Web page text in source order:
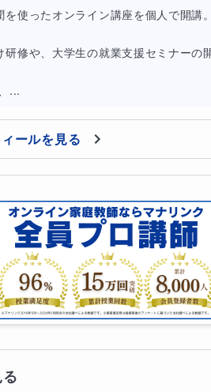
調整します
情報に触れにくくなるということ
の話題に広く触れることのできる
を投影する方法で進めます。
使ったオンライン講座を個人で開講。
修や、大学生の就業支援セミナーの
...
ールを見る